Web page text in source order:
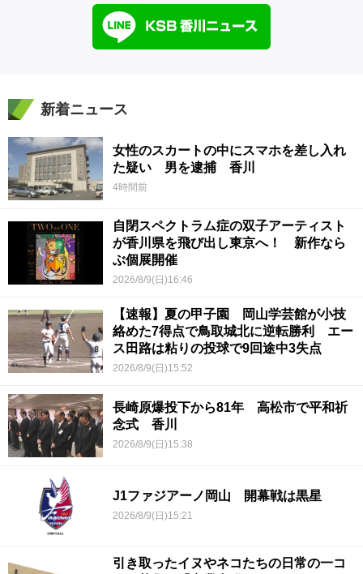
新着ニュース
女性のスカートの中にスマホを差し入れ
た疑い 男を逮捕 香川
4時間前
自閉スペクトラム症の双子アーティスト
が香川県を飛び出し東京へ！ 新作なら
ぶ個展開催
2026/8/9(日)16:46
【速報】夏の甲子園 岡山学芸館が小技
絡めた7得点で鳥取城北に逆転勝利 エー
ス田路は粘りの投球で9回途中3失点
2026/8/9(日)15:52
長崎原爆投下から81年 高松市で平和祈
念式 香川
2026/8/9(日)15:38
J1ファジアーノ岡山 開幕戦は黒星
2026/8/9(日)15:21
引き取ったイヌやネコたちの日常の一コ